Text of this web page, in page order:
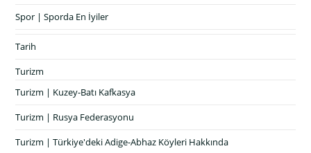
Spor | Sporda En İyiler
Tarih
Turizm
Turizm | Kuzey-Batı Kafkasya
Turizm | Rusya Federasyonu
Turizm | Türkiye'deki Adige-Abhaz Köyleri Hakkında